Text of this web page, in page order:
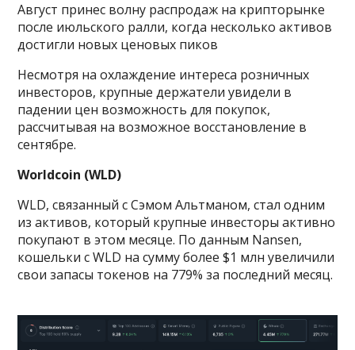
Август принес волну распродаж на крипторынке
после июльского ралли, когда несколько активов
достигли новых ценовых пиков
Несмотря на охлаждение интереса розничных
инвесторов, крупные держатели увидели в
падении цен возможность для покупок,
рассчитывая на возможное восстановление в
сентябре.
Worldcoin (WLD)
WLD, связанный с Сэмом Альтманом, стал одним
из активов, который крупные инвесторы активно
покупают в этом месяце. По данным Nansen,
кошельки с WLD на сумму более $1 млн увеличили
свои запасы токенов на 779% за последний месяц.